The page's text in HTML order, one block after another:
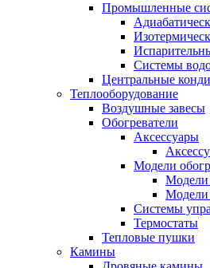
Промышленные
Системы
Центральные
Теплооборудование
Воздушные завесы
Обогреватели
Аксессуары
Модели
Модели
Модели
Системы
Термостаты
Тепловые пушки
Камины